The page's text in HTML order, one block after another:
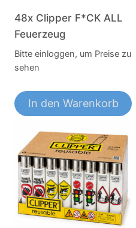
48x Clipper F*CK ALL
Feuerzeug
Bitte einloggen, um Preise zu
sehen
In den Warenkorb